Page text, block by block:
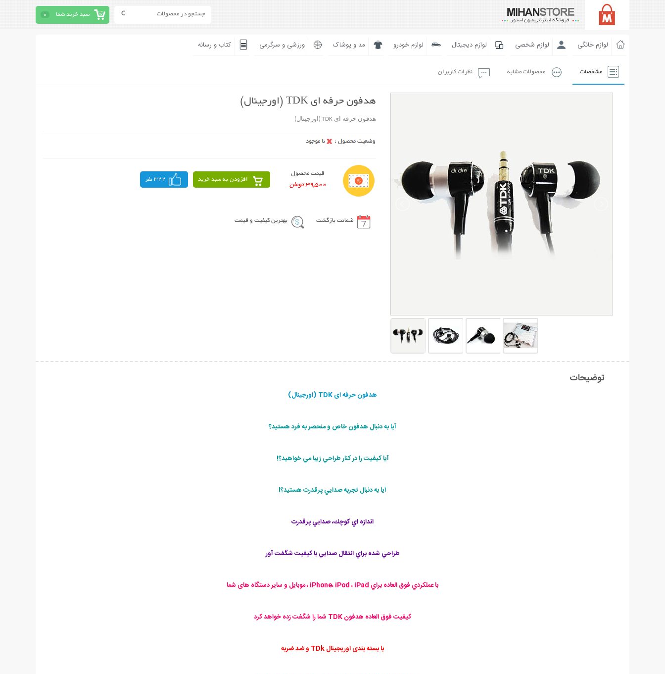
سبد خرید شما 0
لوازم خانگی لوازم شخصی لوازم دیجیتال لوازم خودرو مد و پوشاک ورزشی و سرگرمی کتاب و رسانه
مشخصات محصولات مشابه نظرات کاربران
هدفون حرفه ای TDK (اورجینال)
هدفون حرفه ای TDK (اورجینال)
قیمت محصول
39,500 تومان
افزودن به سبد خرید 322 نفر
ضمانت بازگشت بهترین کیفیت و قیمت
توضیحات
هدفون حرفه ای TDK (اورجینال)
آيا به دنبال هدفون خاص و منحصر به فرد هستيد؟
آيا كيفيت را در كنار طراحي زيبا مي خواهيد؟!
آيا به دنبال تجربه صدايي پرقدرت هستيد؟!
اندازه اي كوچك، صدايي پرقدرت
طراحي شده براي انتقال صدايي با كيفيت شگفت آور
با عملكردي فوق العاده براي iPhone، iPod ، iPad ، موبایل و سایر دستگاه های شما
كيفيت فوق العاده هدفون TDK شما را شگفت زده خواهد كرد
با بسته بندی اوریجینال TDk و ضد ضربه